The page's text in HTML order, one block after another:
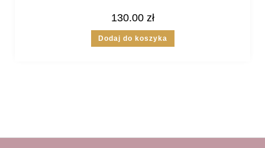
130.00 zł
Dodaj do koszyka